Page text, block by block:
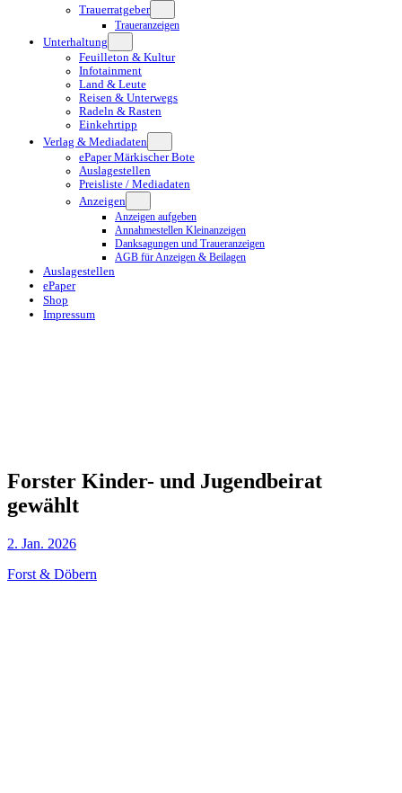
Trauerratgeber
Traueranzeigen
Unterhaltung
Feuilleton & Kultur
Infotainment
Land & Leute
Reisen & Unterwegs
Radeln & Rasten
Einkehrtipp
Verlag & Mediadaten
ePaper Märkischer Bote
Auslagestellen
Preisliste / Mediadaten
Anzeigen
Anzeigen aufgeben
Annahmestellen Kleinanzeigen
Danksagungen und Traueranzeigen
AGB für Anzeigen & Beilagen
Auslagestellen
ePaper
Shop
Impressum
Forster Kinder- und Jugendbeirat
gewählt
2. Jan. 2026
Forst & Döbern